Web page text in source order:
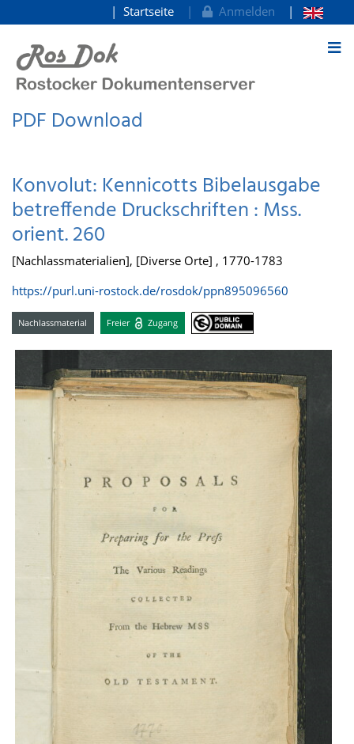
zum Inhalt
Startseite Anmelden
PDF Download
Konvolut: Kennicotts Bibelausgabe
betreffende Druckschriften : Mss.
orient. 260
[Nachlassmaterialien], [Diverse Orte] , 1770-1783
https://purl.uni-rostock.de/rosdok/ppn895096560
Nachlassmaterial Freier Zugang